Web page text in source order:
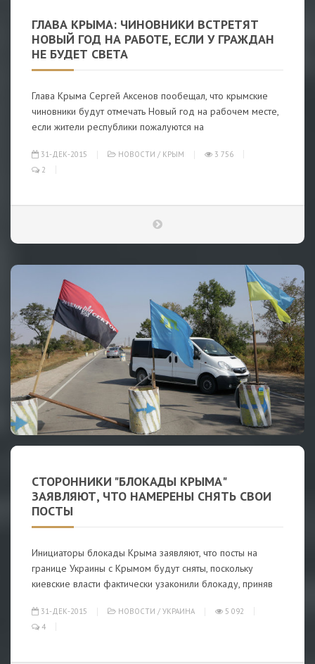
ГЛАВА КРЫМА: ЧИНОВНИКИ ВСТРЕТЯТ
НОВЫЙ ГОД НА РАБОТЕ, ЕСЛИ У ГРАЖДАН
НЕ БУДЕТ СВЕТА
Глава Крыма Сергей Аксенов пообещал, что крымские
чиновники будут отмечать Новый год на рабочем месте,
если жители республики пожалуются на
31-ДЕК-2015 НОВОСТИ / КРЫМ
3 756
2
СТОРОННИКИ "БЛОКАДЫ КРЫМА"
ЗАЯВЛЯЮТ, ЧТО НАМЕРЕНЫ СНЯТЬ СВОИ
ПОСТЫ
Инициаторы блокады Крыма заявляют, что посты на
границе Украины с Крымом будут сняты, поскольку
киевские власти фактически узаконили блокаду, приняв
31-ДЕК-2015 НОВОСТИ / УКРАИНА
5 092
4